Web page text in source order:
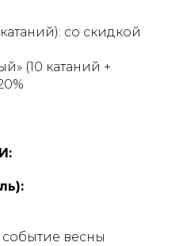
со скидкой
(10 катаний +
весны